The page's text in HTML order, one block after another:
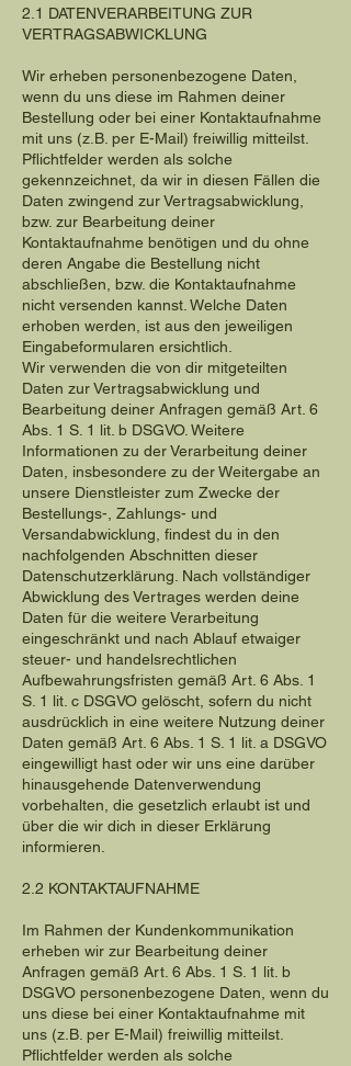
2.1 DATENVERARBEITUNG ZUR
VERTRAGSABWICKLUNG
Wir erheben personenbezogene Daten,
wenn du uns diese im Rahmen deiner
Bestellung oder bei einer Kontaktaufnahme
mit uns (z.B. per E-Mail) freiwillig mitteilst.
Pflichtfelder werden als solche
gekennzeichnet, da wir in diesen Fällen die
Daten zwingend zur Vertragsabwicklung,
bzw. zur Bearbeitung deiner
Kontaktaufnahme benötigen und du ohne
deren Angabe die Bestellung nicht
abschließen, bzw. die Kontaktaufnahme
nicht versenden kannst. Welche Daten
erhoben werden, ist aus den jeweiligen
Eingabeformularen ersichtlich.
Wir verwenden die von dir mitgeteilten
Daten zur Vertragsabwicklung und
Bearbeitung deiner Anfragen gemäß Art. 6
Abs. 1 S. 1 lit. b DSGVO. Weitere
Informationen zu der Verarbeitung deiner
Daten, insbesondere zu der Weitergabe an
unsere Dienstleister zum Zwecke der
Bestellungs-, Zahlungs- und
Versandabwicklung, findest du in den
nachfolgenden Abschnitten dieser
Datenschutzerklärung. Nach vollständiger
Abwicklung des Vertrages werden deine
Daten für die weitere Verarbeitung
eingeschränkt und nach Ablauf etwaiger
steuer- und handelsrechtlichen
Aufbewahrungsfristen gemäß Art. 6 Abs. 1
S. 1 lit. c DSGVO gelöscht, sofern du nicht
ausdrücklich in eine weitere Nutzung deiner
Daten gemäß Art. 6 Abs. 1 S. 1 lit. a DSGVO
eingewilligt hast oder wir uns eine darüber
hinausgehende Datenverwendung
vorbehalten, die gesetzlich erlaubt ist und
über die wir dich in dieser Erklärung
informieren.
2.2 KONTAKTAUFNAHME
Im Rahmen der Kundenkommunikation
erheben wir zur Bearbeitung deiner
Anfragen gemäß Art. 6 Abs. 1 S. 1 lit. b
DSGVO personenbezogene Daten, wenn du
uns diese bei einer Kontaktaufnahme mit
uns (z.B. per E-Mail) freiwillig mitteilst.
Pflichtfelder werden als solche